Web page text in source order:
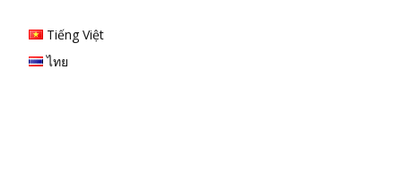
Tiếng Việt
ไทย